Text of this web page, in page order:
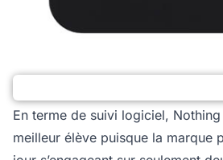
En terme de suivi logiciel, Nothing
meilleur élève puisque la marque